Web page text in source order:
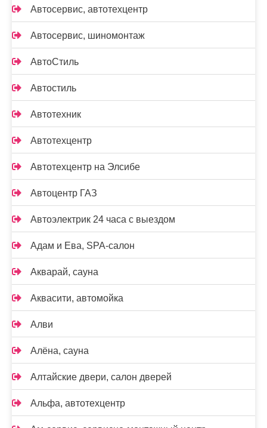
Автосервис, автотехцентр
Автосервис, шиномонтаж
АвтоСтиль
Автостиль
Автотехник
Автотехцентр
Автотехцентр на Элсибе
Автоцентр ГАЗ
Автоэлектрик 24 часа с выездом
Адам и Ева, SPA-салон
Акварай, сауна
Аквасити, автомойка
Алви
Алёна, сауна
Алтайские двери, салон дверей
Альфа, автотехцентр